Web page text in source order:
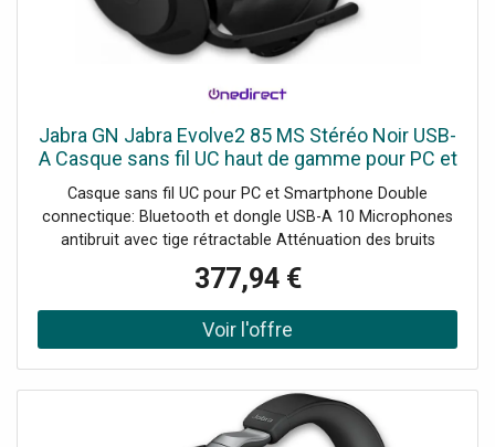
Jabra GN Jabra Evolve2 85 MS Stéréo Noir USB-
A Casque sans fil UC haut de gamme pour PC et
téléphone portable avec connexion dongle USB-
A optimisé Microsoft
Casque sans fil UC pour PC et Smartphone Double
connectique: Bluetooth et dongle USB-A 10 Microphones
antibruit avec tige rétractable Atténuation des bruits
parasites numérique Autonomie jusqu'à 37hd'utilisation
Compatible avec tous les Softphones du marché Optimisé
pour Microsoft Teams
377,94 €